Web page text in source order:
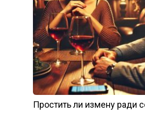
Простить ли измену ради